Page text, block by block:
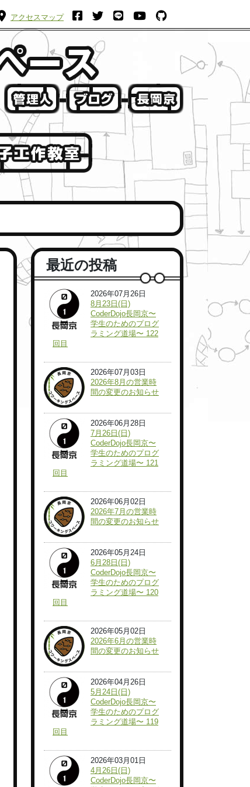
アクセスマップ
最近の投稿
2026年07月26日
8月23日(日)
CoderDojo長岡京〜
学生のためのプログ
ラミング道場〜 122
回目
2026年07月03日
2026年8月の営業時
間の変更のお知らせ
2026年06月28日
7月26日(日)
CoderDojo長岡京〜
学生のためのプログ
ラミング道場〜 121
回目
2026年06月02日
2026年7月の営業時
間の変更のお知らせ
2026年05月24日
6月28日(日)
CoderDojo長岡京〜
学生のためのプログ
ラミング道場〜 120
回目
2026年05月02日
2026年6月の営業時
間の変更のお知らせ
2026年04月26日
5月24日(日)
CoderDojo長岡京〜
学生のためのプログ
ラミング道場〜 119
回目
2026年03月01日
4月26日(日)
CoderDojo長岡京〜